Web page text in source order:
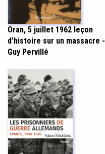
Oran, 5 juillet 1962 leçon
d’histoire sur un massacre -
Guy Pervillé